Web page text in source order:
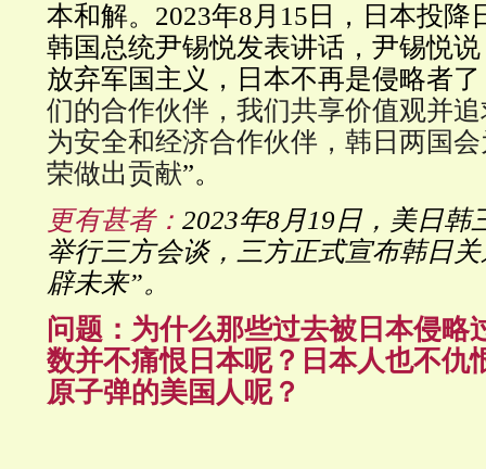
本和解。2023年8月15日，日本投降
韩国总统尹锡悦发表讲话，尹锡悦
放弃军国主义，日本不再是侵略者
们的合作伙伴，我们共享价值观并
为安全和经济合作伙伴，韩日两国
荣做出贡献”。
更有甚者： 2023年8月19日，美日韩
举行三方会谈，三方正式宣布韩日
辟未来”。
问题：为什么那些过去被日本侵略
数并不痛恨日本呢？日本人也不仇
原子弹的美国人呢？